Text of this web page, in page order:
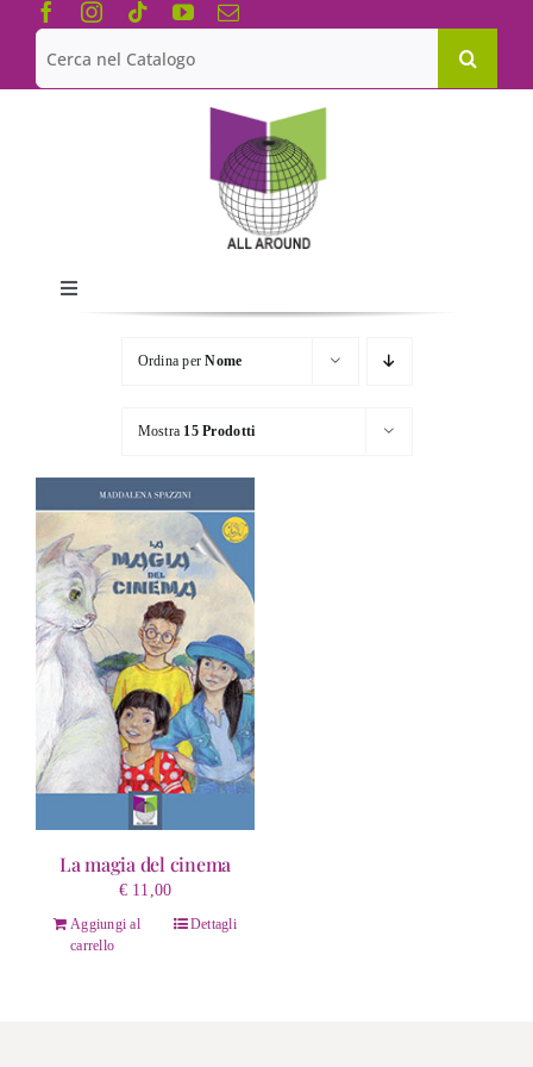
Salta
contenuto
Cerca
per:
Toggle
Navigation
Chi siamo
Le Collane
Catalogo
Ordina perNome
Mostra 15 Prodotti
La magia del cinema
€11,00
Aggiungi al
carrello
Dettagli